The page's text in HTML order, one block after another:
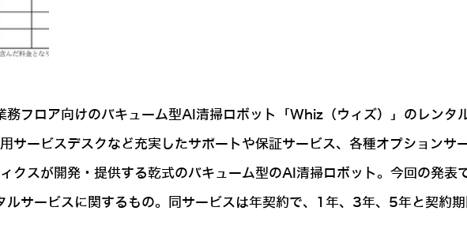
務フロア向けのバキューム型AI清掃ロボット「Whiz（ウィズ）」のレンタ
サービスデスクなど充実したサポートや保証サービス、各種オプションサ
クスが開発・提供する乾式のバキューム型のAI清掃ロボット。今回の発
ルサービスに関するもの。同サービスは年契約で、1年、3年、5年と契約